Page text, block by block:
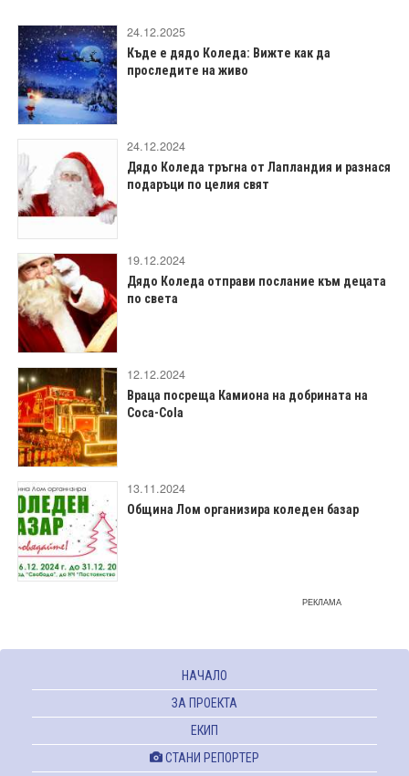
24.12.2025
Къде е дядо Коледа: Вижте как да
проследите на живо
24.12.2024
Дядо Коледа тръгна от Лапландия и разнася
подаръци по целия свят
19.12.2024
Дядо Коледа отправи послание към децата
по света
12.12.2024
Враца посреща Камиона на добрината на
Coca-Cola
13.11.2024
Община Лом организира коледен базар
РЕКЛАМА
НАЧАЛО
ЗА ПРОЕКТА
ЕКИП
СТАНИ РЕПОРТЕР